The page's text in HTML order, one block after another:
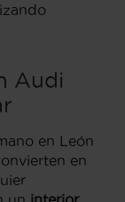
Audi
en León
en